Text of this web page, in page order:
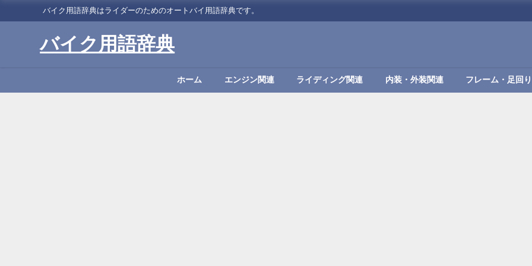
バイク用語辞典はライダーのためのオートバイ用語辞典です。
バイク用語辞典
ホーム エンジン関連 ライディング関連 内装・外装関連 フレーム・足回